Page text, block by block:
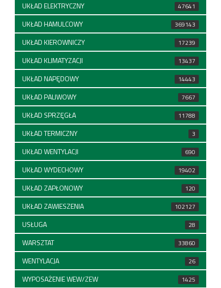
UKŁAD ELEKTRYCZNY 47641
UKŁAD HAMULCOWY 369143
UKŁAD KIEROWNICZY 17239
UKŁAD KLIMATYZACJI 13437
UKŁAD NAPĘDOWY 14443
UKŁAD PALIWOWY 7667
UKŁAD SPRZĘGŁA 11788
UKŁAD TERMICZNY 3
UKŁAD WENTYLACJI 690
UKŁAD WYDECHOWY 19402
UKŁAD ZAPŁONOWY 120
UKŁAD ZAWIESZENIA 102127
USŁUGA 28
WARSZTAT 33860
WENTYLACJA 26
WYPOSAŻENIE WEW/ZEW 1425